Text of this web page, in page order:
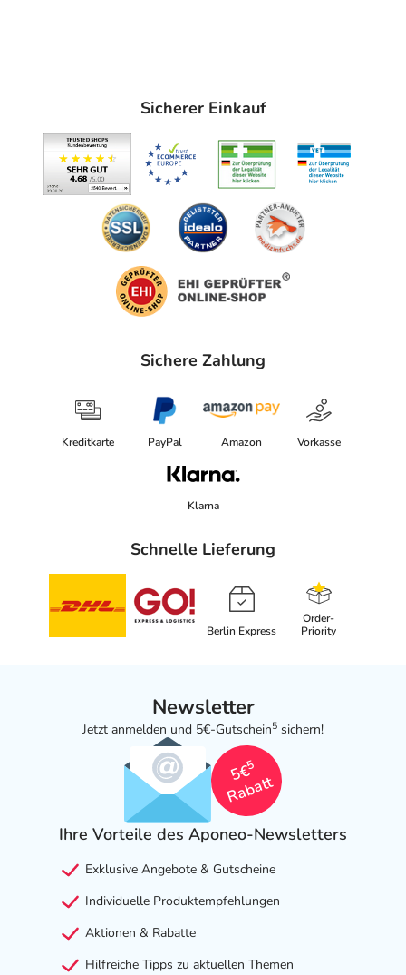
Sicherer Einkauf
Sichere Zahlung
Kreditkarte PayPal Amazon Vorkasse
Klarna
Schnelle Lieferung
Berlin Express
Order-
Priority
Newsletter
Jetzt anmelden und 5€-Gutschein5 sichern!
5€
5
Rabatt
Ihre Vorteile des Aponeo-Newsletters
Exklusive Angebote & Gutscheine
Individuelle Produktempfehlungen
Aktionen & Rabatte
Hilfreiche Tipps zu aktuellen Themen